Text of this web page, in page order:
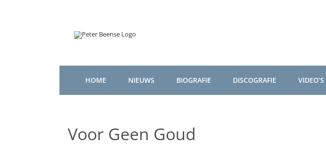
HOME NIEUWS BIOGRAFIE DISCOGRAFIE VIDEO’S
Voor Geen Goud